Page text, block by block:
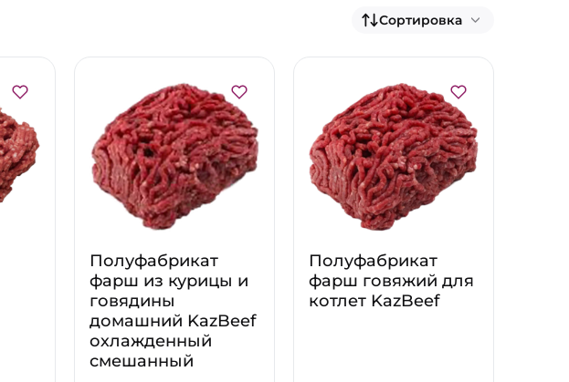
Сортировка
Полуфабрикат
фарш из курицы и
говядины
домашний KazBeef
охлажденный
смешанный
Полуфабрикат
фарш говяжий для
котлет KazBeef